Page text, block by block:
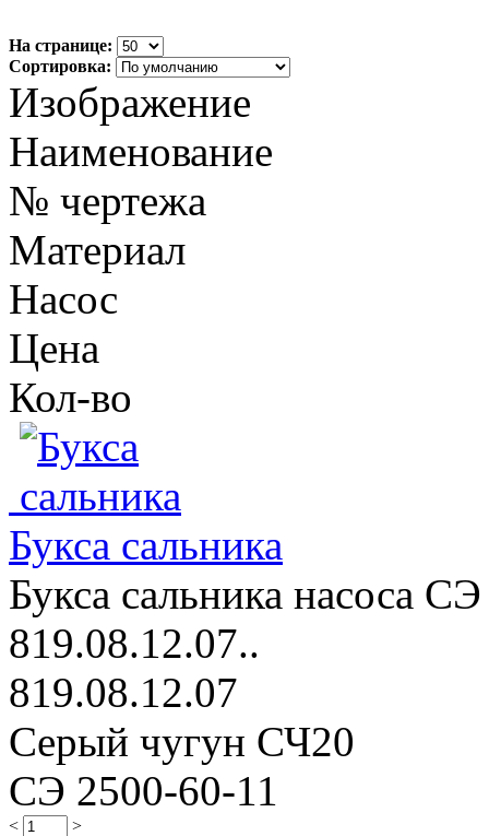
На странице:
Сортировка:
Изображение
Наименование
№ чертежа
Материал
Насос
Цена
Кол-во
Букса сальника
Букса сальника насоса
819.08.12.07..
819.08.12.07
Серый чугун СЧ20
СЭ 2500-60-11
< >